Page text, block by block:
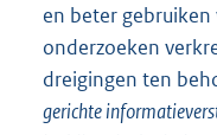
en beter
onderzoeken
dreigingen ten
gerichte